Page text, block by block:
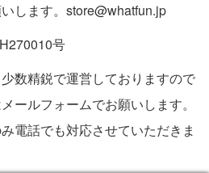
します。store@whatfun.jp
号
数精鋭で運営しておりますので
ールフォームでお願いします。
電話でも対応させていただきま